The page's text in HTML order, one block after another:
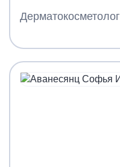
Дерматокосметолог